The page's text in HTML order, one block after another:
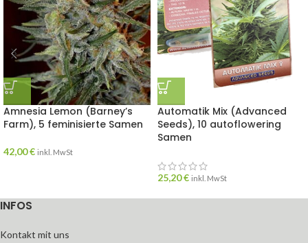
Amnesia Lemon (Barney’s
Farm), 5 feminisierte Samen
42,00€ inkl. MwSt
Automatik Mix (Advanced
Seeds), 10 autoflowering
Samen
25,20€ inkl. MwSt
INFOS
Kontakt mit uns